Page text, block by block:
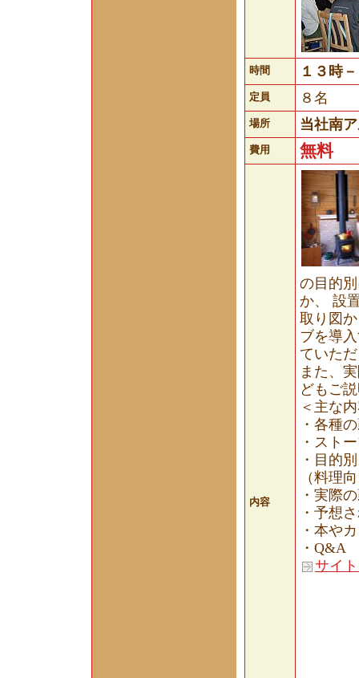
時間 １３時
定員 ８名
場所 当社南
費用 無料
内容
の目的
か、 設
取り図
ブを導
ていた
また、
どもご
＜主な
・各種
・スト
・目的
（料理
・実際
・予想
・本や
・Q&A
サイ